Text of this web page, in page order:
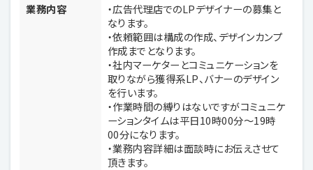
業務内容
・広告代理店でのLPデザイナーの募集と
なります。
・依頼範囲は構成の作成、デザインカンプ
作成までとなります。
・社内マーケターとコミュニケーションを
取りながら獲得系LP、バナーのデザイン
を行います。
・作業時間の縛りはないですがコミュニケ
ーションタイムは平日10時00分〜19時
00分になります。
・業務内容詳細は面談時にお伝えさせて
頂きます。